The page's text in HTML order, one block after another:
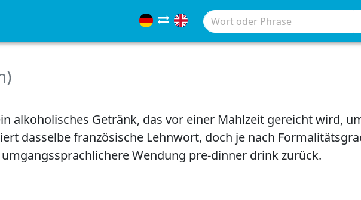
alkoholisches Getränk, das vor einer Mahlzeit gereicht wird,
dasselbe französische Lehnwort, doch je nach
Wendung pre-dinner drink zurück.